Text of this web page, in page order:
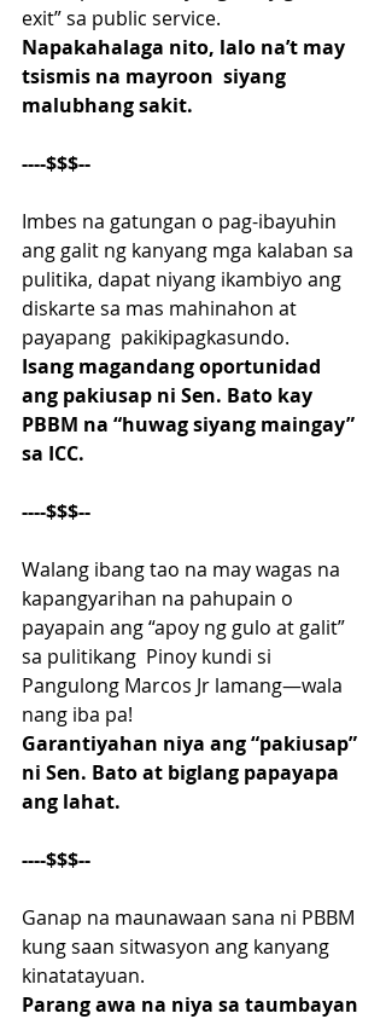
exit” sa public service.
Napakahalaga nito, lalo na’t may
tsismis na mayroon  siyang
malubhang sakit.
----$$$--
Imbes na gatungan o pag-ibayuhin
ang galit ng kanyang mga kalaban sa
pulitika, dapat niyang ikambiyo ang
diskarte sa mas mahinahon at
payapang  pakikipagkasundo.
Isang magandang oportunidad
ang pakiusap ni Sen. Bato kay
PBBM na “huwag siyang maingay”
sa ICC.
----$$$--
Walang ibang tao na may wagas na
kapangyarihan na pahupain o
payapain ang “apoy ng gulo at galit”
sa pulitikang  Pinoy kundi si
Pangulong Marcos Jr lamang—wala
nang iba pa!
Garantiyahan niya ang “pakiusap”
ni Sen. Bato at biglang papayapa
ang lahat.
----$$$--
Ganap na maunawaan sana ni PBBM
kung saan sitwasyon ang kanyang
kinatatayuan.
Parang awa na niya sa taumbayan